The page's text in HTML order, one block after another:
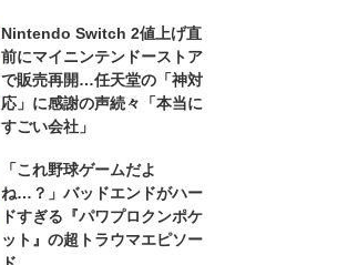
Nintendo Switch 2値上げ直
前にマイニンテンドーストア
で販売再開…任天堂の「神対
応」に感謝の声続々「本当に
すごい会社」
「これ野球ゲームだよ
ね…？」バッドエンドがハー
ドすぎる『パワプロクンポケ
ット』の超トラウマエピソー